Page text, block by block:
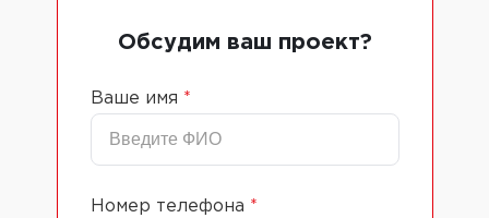
Обсудим ваш проект?
Ваше имя *
Номер телефона *